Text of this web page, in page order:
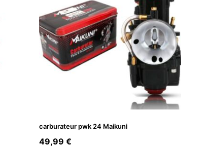
carburateur pwk 24 Maikuni
49,99 €